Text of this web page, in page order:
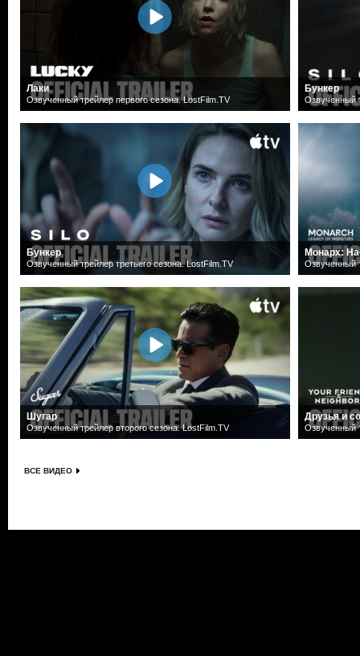
Лаки
Озвученный трейлер первого сезона. LostFilm.TV
Бункер
Озвученный трейлер третьего сезона. LostFilm.TV
Шугар
Озвученный трейлер второго сезона. LostFilm.TV
Бункер
Озвученный
Монарх:
Озвученный
Друзья и
Озвученный
ВСЕ ВИДЕО